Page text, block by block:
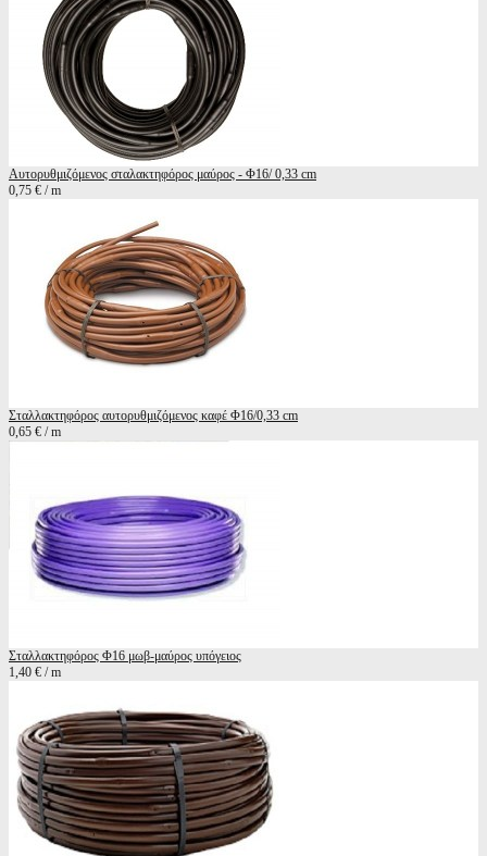
Αυτορυθμιζόμενος σταλακτηφόρος μαύρος - Φ16/ 0,33 cm
0,75 € / m
Σταλλακτηφόρος αυτορυθμιζόμενος καφέ Φ16/0,33 cm
0,65 € / m
Σταλλακτηφόρος Φ16 μωβ-μαύρος υπόγειος
1,40 € / m